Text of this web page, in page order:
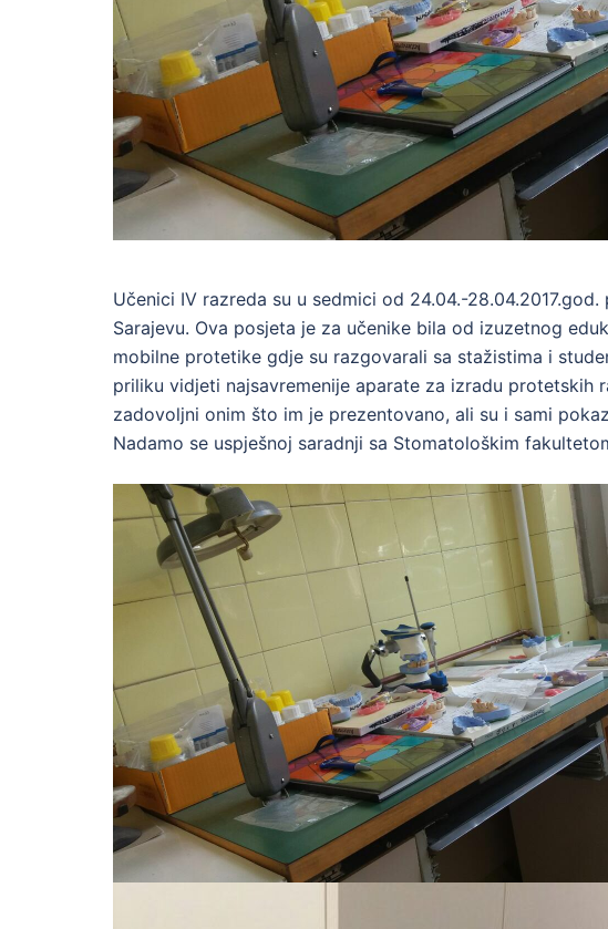
Učenici IV razreda su u sedmici od 24.04.-
Sarajevu. Ova posjeta je za učenike bila od izuzetnog
mobilne protetike gdje su razgovarali sa stažistima i
priliku vidjeti najsavremenije aparate za izradu protetskih
zadovoljni onim što im je prezentovano, ali su i sami
Nadamo se uspješnoj saradnji sa Stomatološkim